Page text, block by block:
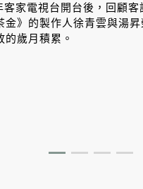
客家電視台開台後，回顧客
金》的製作人徐青雲與湯
的歲月積累。